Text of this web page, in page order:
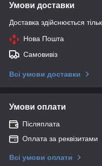
Умови доставки
Доставка здійснюється
Нова Пошта
Самовивіз
Всі умови доставки
Умови оплати
Післяплата
Оплата за реквізитами
Всі умови оплати